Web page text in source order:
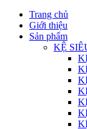
Trang chủ
Giới thiệu
Sản phẩm
KỆ